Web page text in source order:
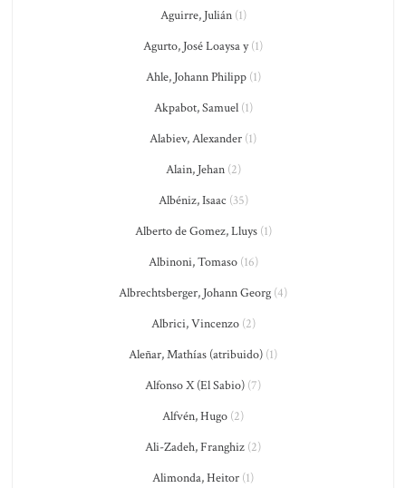
Aguirre, Julián(1)
Agurto, José Loaysa y(1)
Ahle, Johann Philipp(1)
Akpabot, Samuel(1)
Alabiev, Alexander (1)
Alain, Jehan(2)
Albéniz, Isaac (35)
Alberto de Gomez, Lluys(1)
Albinoni, Tomaso(16)
Albrechtsberger, Johann Georg (4)
Albrici, Vincenzo(2)
Aleñar, Mathías (atribuido) (1)
Alfonso X (El Sabio) (7)
Alfvén, Hugo (2)
Ali-Zadeh, Franghiz (2)
Alimonda, Heitor (1)